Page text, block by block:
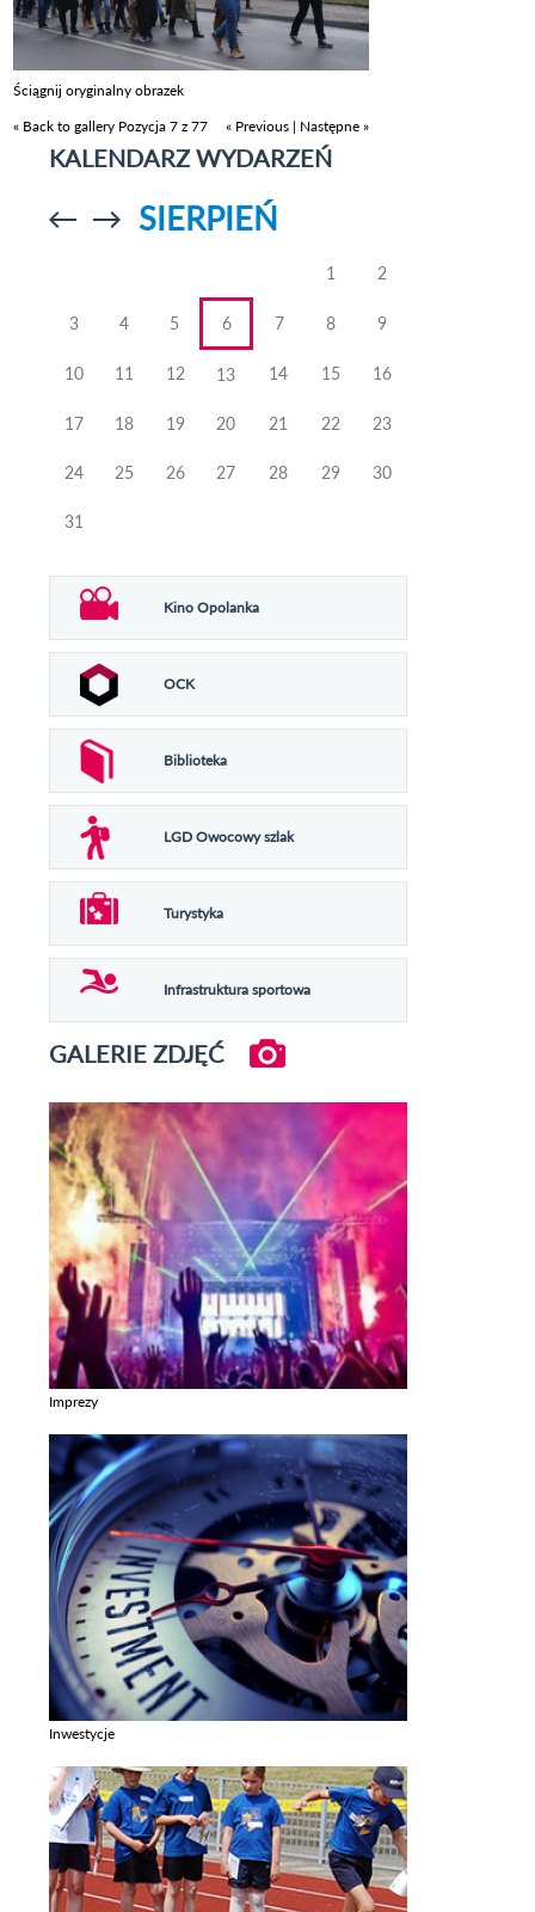
Ściągnij oryginalny obrazek
« Back to gallery Pozycja 7 z 77 « Previous | Następne »
KALENDARZ WYDARZEŃ
Przejdź doPrzejdź do
SIERPIEŃ
1 2
3 4 5 6 7 8 9
10 11 12 13 14 15 16
17 18 19 20 21 22 23
24 25 26 27 28 29 30
31
Kino Opolanka
OCK
Biblioteka
LGD Owocowy szlak
Turystyka
Infrastruktura sportowa
GALERIE ZDJĘĆ
Imprezy
Inwestycje